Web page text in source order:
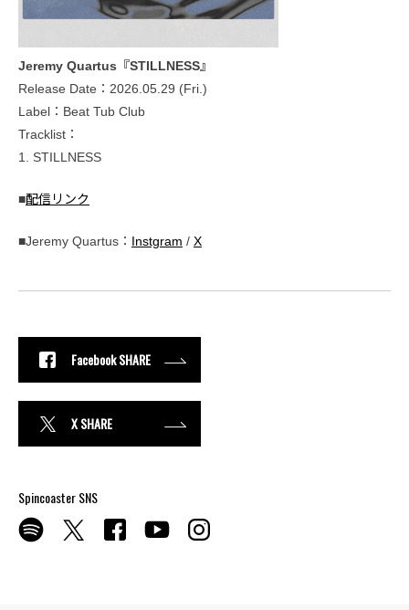
Jeremy Quartus『STILLNESS』
Release Date：2026.05.29 (Fri.)
Label：Beat Tub Club
Tracklist：
1. STILLNESS
■配信リンク
■Jeremy Quartus： Instgram / X
Facebook SHARE
X SHARE
Spincoaster SNS